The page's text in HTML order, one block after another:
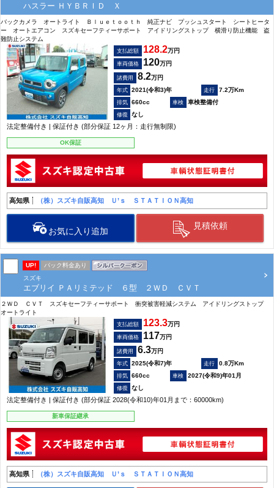
ハスラー ＨＹＢＲＩＤ Ｘ
バックカメラ オートライト Ｂｌｕｅｔｏｏｔｈ 純正ナビ プッシュスタート シートヒータ
ー オートエアコン スズキセーフティーサポート アイドリングストップ 横滑り防止機能 盗
難防止システム
支払総額 128.2万円
車両価格 120万円
諸費用 8.2万円
2021(令和3)年
7.2万Km
660cc
車検整備付
なし
法定整備付き | 保証付き (部分保証 12ヶ月：走行無制限)
OK保証
高知県 （株）スズキ自販高知 Ｕ’ｓ ＳＴＡＴＩＯＮ高知
お気に入り追加
見積依頼
UP!
パック料金あり
スズキ
エブリイ ＰＡリミテッド ６型 ２ＷＤ ＣＶＴ
２ＷＤ ＣＶＴ スズキセーフティーサポート 衝突被害軽減システム アイドリングストップ
オートライト
支払総額 123.3万円
車両価格 117万円
諸費用 6.3万円
2025(令和7)年
0.8万Km
660cc
2027(令和9)年01月
なし
法定整備付き | 保証付き (部分保証 2028(令和10)年01月まで：60000km)
新車保証継承
高知県 （株）スズキ自販高知 Ｕ’ｓ ＳＴＡＴＩＯＮ高知